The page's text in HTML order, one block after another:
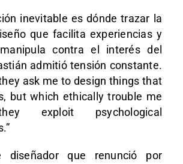
inevitable es dónde trazar la
que facilita experiencias y
contra el interés del
admitió tensión constante.
ask me to design things that
but which ethically trouble me
exploit psychological
diseñador que renunció por